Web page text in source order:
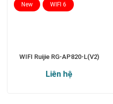
WIFI Ruijie RG-AP820-L(V2)
Liên hệ
New WIFI 6